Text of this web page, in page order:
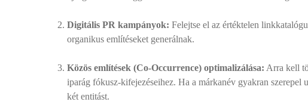
Digitális PR kampányok: Felejtse el az értéktelen
organikus említéseket generálnak.
Közös említések (Co-Occurrence) optimalizálása: Arra kell
iparág fókusz-kifejezéseihez. Ha a márkanév gyakran szerepel
két entitást.